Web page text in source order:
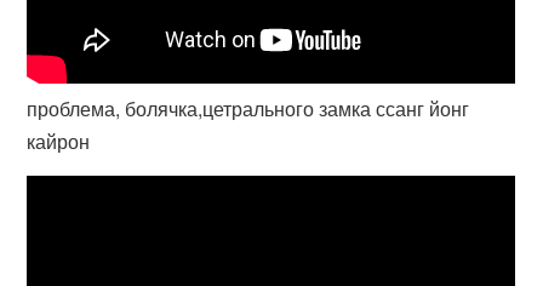
проблема, болячка,цетрального замка ссанг йонг
кайрон